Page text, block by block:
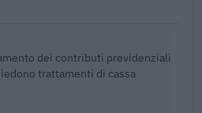
dei contributi previdenziali
trattamenti di cassa